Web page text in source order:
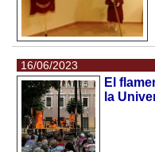
16/06/2023
El
la